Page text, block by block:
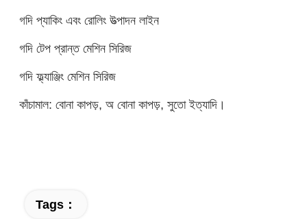
গদি প্যাকিং এবং রোলিং উত্পাদন লাইন
গদি টেপ প্রান্ত মেশিন সিরিজ
গদি ফ্ল্যাঞ্জিং মেশিন সিরিজ
কাঁচামাল: বোনা কাপড়, অ বোনা কাপড়, সুতো ইত্যাদি।
Tags：